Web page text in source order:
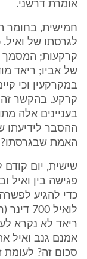
אומרת דרשני.
חמישית, בחומר
לגרסתו של
של אביו; ריאד
במקרקעין וכי
קרקע. בהקשר זה
בעניינים אלה
ההסבר
האמת שבגרסתו?
שישית, יום
פגישה בין ואיל
כדי להגיע
לואיל
ריאד לא נקרא
אמנם גנב ואיל
סכום זה?